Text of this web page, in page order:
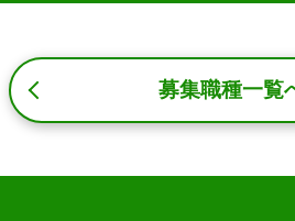
4. 法令等の遵守
応募者等の個人情報の取得、利用
令、及び本プライバシーポリシー
募集職種一覧